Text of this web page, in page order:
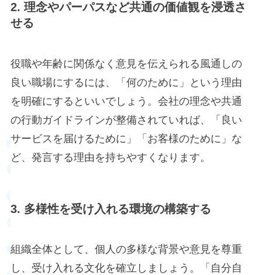
2. 理念やパーパスなど共通の価値観を浸透さ
せる
役職や年齢に関係なく意見を伝えられる風通しの
良い職場にするには、「何のために」という理由
を明確にするといいでしょう。会社の理念や共通
の行動ガイドラインが整備されていれば、「良い
サービスを届けるために」「お客様のために」な
ど、発言する理由を持ちやすくなります。
3. 多様性を受け入れる環境の構築する
組織全体として、個人の多様な背景や意見を尊重
し、受け入れる文化を確立しましょう。「自分自